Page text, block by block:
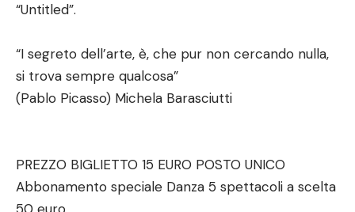
“Untitled”.
“I segreto dell’arte, è, che pur non cercando nulla,
si trova sempre qualcosa”
(Pablo Picasso) Michela Barasciutti
PREZZO BIGLIETTO 15 EURO POSTO UNICO
Abbonamento speciale Danza 5 spettacoli a scelta